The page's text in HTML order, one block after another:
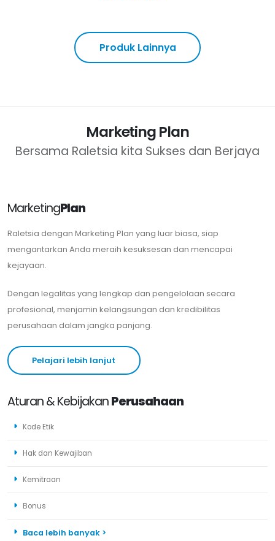
Marketing Plan
Bersama Raletsia kita Sukses dan Berjaya
MarketingPlan
Raletsia dengan Marketing Plan yang luar biasa, siap
mengantarkan Anda meraih kesuksesan dan mencapai
kejayaan.
Dengan legalitas yang lengkap dan pengelolaan secara
profesional, menjamin kelangsungan dan kredibilitas
perusahaan dalam jangka panjang.
Pelajari lebih lanjut
Aturan & KebijakanPerusahaan
Kode Etik
Hak dan Kewajiban
Kemitraan
Bonus